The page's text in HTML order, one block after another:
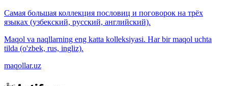
Самая большая коллекция пословиц и поговорок на трёх
языках (узбекский, русский, английский).
Maqol va naqllarning eng katta kolleksiyasi. Har bir maqol uchta
tilda (o'zbek, rus, ingliz).
maqollar.uz